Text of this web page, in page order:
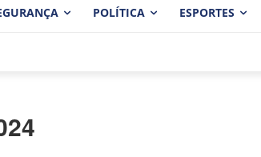
POLÍTICA ESPORTES